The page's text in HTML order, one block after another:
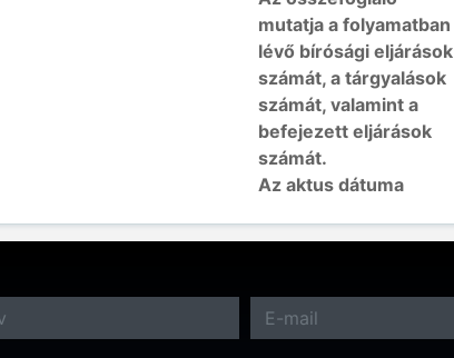
mutatja a folyamatban
lévő bírósági eljárások
számát, a tárgyalások
számát, valamint a
befejezett eljárások
számát.
Az aktus dátuma